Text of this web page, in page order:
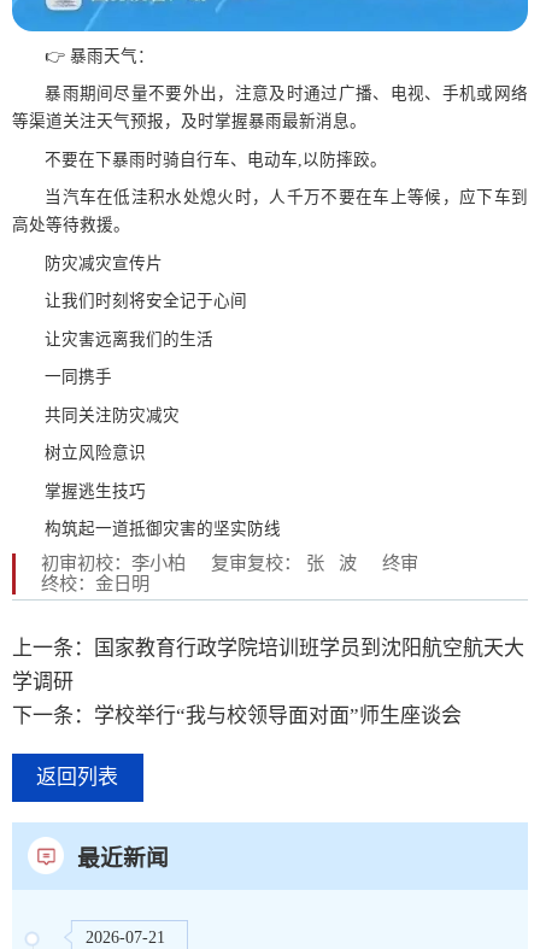
👉 暴雨天气：
暴雨期间尽量不要外出，注意及时通过广播、电视、手机或网络
等渠道关注天气预报，及时掌握暴雨最新消息。
不要在下暴雨时骑自行车、电动车,以防摔跤。
当汽车在低洼积水处熄火时，人千万不要在车上等候，应下车到
高处等待救援。
防灾减灾宣传片
让我们时刻将安全记于心间
让灾害远离我们的生活
一同携手
共同关注防灾减灾
树立风险意识
掌握逃生技巧
构筑起一道抵御灾害的坚实防线
初审初校：李小柏 复审复校： 张 波
终审
终校：金日明
上一条：国家教育行政学院培训班学员到沈阳航空航天大
学调研
下一条：学校举行“我与校领导面对面”师生座谈会
返回列表
最近新闻
2026-07-21